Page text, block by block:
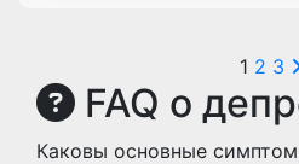
1 2 3
FAQ о
Каковы основные